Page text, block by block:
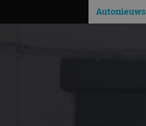
Autonieuws